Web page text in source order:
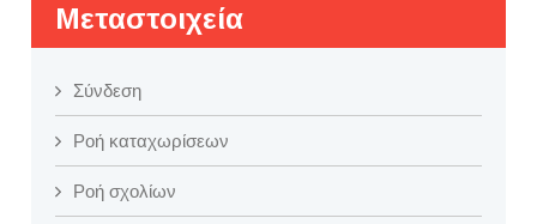
Μεταστοιχεία
Σύνδεση
Ροή καταχωρίσεων
Ροή σχολίων